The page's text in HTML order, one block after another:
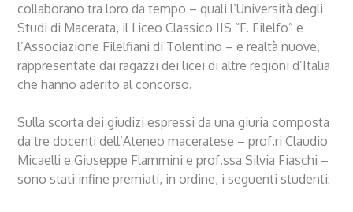
collaborano tra loro da tempo – quali l’Università degli
Studi di Macerata, il Liceo Classico IIS “F. Filelfo” e
l’Associazione Filelfiani di Tolentino – e realtà nuove,
rappresentate dai ragazzi dei licei di altre regioni d’Italia
che hanno aderito al concorso.
Sulla scorta dei giudizi espressi da una giuria composta
da tre docenti dell’Ateneo maceratese – prof.ri Claudio
Micaelli e Giuseppe Flammini e prof.ssa Silvia Fiaschi –
sono stati infine premiati, in ordine, i seguenti studenti: